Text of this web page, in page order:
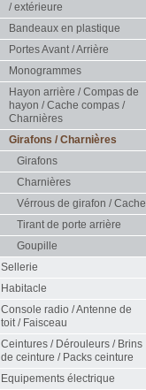
/ extérieure
Bandeaux en plastique
Portes Avant / Arrière
Monogrammes
Hayon arrière / Compas de
hayon / Cache compas /
Charnières
Girafons / Charnières
Girafons
Charnières
Vérrous de girafon / Cache
Tirant de porte arrière
Goupille
Sellerie
Habitacle
Console radio / Antenne de
toit / Faisceau
Ceintures / Dérouleurs / Brins
de ceinture / Packs ceinture
Equipements électrique